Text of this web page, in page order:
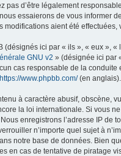
pas d’être légalement
essaierons de vous informer
aient été
(désignés ici par « ils », « eux »,
GNU v2 » (désignée ici par
cas responsable de la
https://www.phpbb.com/(en anglais).
à caractère abusif, obscène,
la loi internationale. Si vous
enregistrons l’adresse IP de
n’importe quel sujet à
notre base de données. Bien
en cas de tentative de piratage